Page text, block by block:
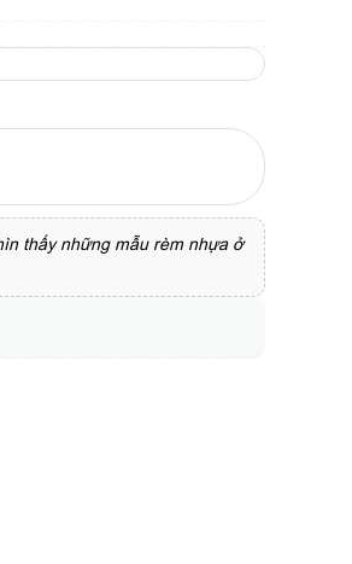
thấy những mẫu rèm nhựa ở